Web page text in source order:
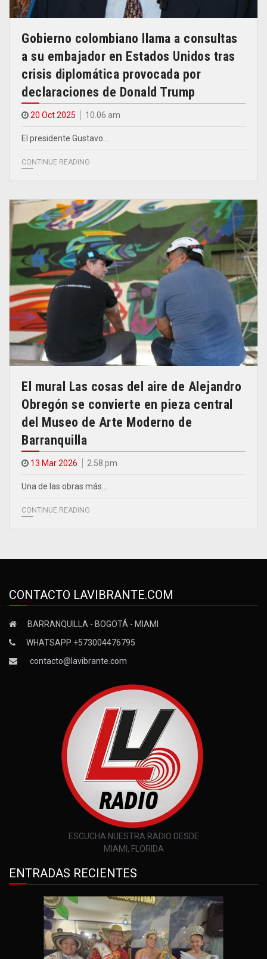
Gobierno colombiano llama a consultas
a su embajador en Estados Unidos tras
crisis diplomática provocada por
declaraciones de Donald Trump
20 Oct 2025 10.06 am
El presidente Gustavo…
CONTINUE READING
El mural Las cosas del aire de Alejandro
Obregón se convierte en pieza central
del Museo de Arte Moderno de
Barranquilla
13 Mar 2026 2.58 pm
Una de las obras más…
CONTINUE READING
CONTACTO LAVIBRANTE.COM
BARRANQUILLA - BOGOTÁ - MIAMI
WHATSAPP +573004476795
contacto@lavibrante.com
ESCUCHA NUESTRA RADIO DESDE
MIAMI, FLORIDA
ENTRADAS RECIENTES